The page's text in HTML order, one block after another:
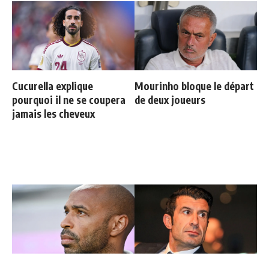
Cucurella explique
pourquoi il ne se coupera
jamais les cheveux
Mourinho bloque le départ
de deux joueurs